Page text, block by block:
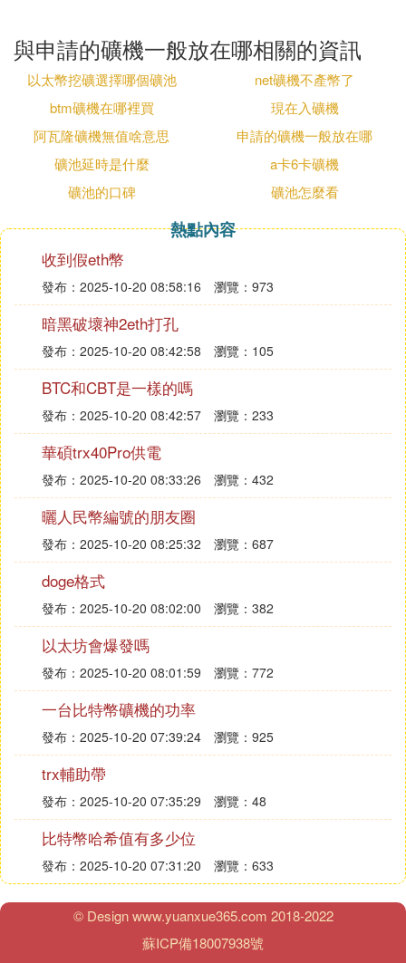
請取得采礦權的礦山企業在劃定的礦區范圍內為本企
業的生產而進行的勘查除外。國家保護探礦權和采礦
權不受侵犯，保障礦區和勘查作業區的生產秩序、工
作秩序不受影響和破壞。
從事礦產資源勘查和開採的，必須符合規定的資質條
得在下列地區開采礦產資源:
（一）港口、機場、國防工程設施圈定地區以內；
（二）重要工業區、大型水利工程設施、城鎮市政工
程設施附近一定距離以內；
（三）鐵路、重要公路兩側一定距離以內；
（四）重要河流、堤壩兩側一定距離以內；
（五）國家劃定的自然保護區、重要風景區，國家重
點保護的不能移動的歷史文物和名勝古跡所在地；
（六）國家規定不得開采礦產資源的其他地區。
③ 門羅幣最佳配置
門羅幣最佳配置GPU，FIL礦機採用的是自己研發的
GPU，並且申請了專利。主板，FIL礦機採用的是定
製專用存儲挖礦主板；帶寬，IPFS礦機選擇的是千、
萬兆帶寬接入的礦場。
傳輸速度與伺服器需要不斷電運行，網速的快慢以及
穩定性會影響數據的傳輸速度，而且伺服器需要24小
時進行工作，如果在家裡挖礦的話，遇到突發停電的
話，伺服器的所有數據都全部丟失，造成的後果可能
就是抵押的代幣被系統給沒收。託管在專業機房的
話，機房是採用的不間斷供電系統，這也就不存在斷
電的問題了。
24小時有人值班。如果託管礦機出現伺服器遭受攻擊
數據丟失以及系統崩潰等問題，機房裡面將有專業的
工程師進行處理，放在家裡面的話一旦數據丟失與系
伺服器保證網路連接。伺服器要保證來自全球訪問者
的訪問速度，如果伺服器能及時響應，這必須是要一
與申請的礦機一般放在哪相關的資訊
以太幣挖礦選擇哪個礦池
net礦機不產幣了
btm礦機在哪裡買
現在入礦機
阿瓦隆礦機無值啥意思
申請的礦機一般放在哪
礦池延時是什麼
a卡6卡礦機
礦池的口碑
礦池怎麼看
熱點內容
收到假eth幣
發布：2025-10-20 08:58:16 瀏覽：973
暗黑破壞神2eth打孔
發布：2025-10-20 08:42:58 瀏覽：105
BTC和CBT是一樣的嗎
發布：2025-10-20 08:42:57 瀏覽：233
華碩trx40Pro供電
發布：2025-10-20 08:33:26 瀏覽：432
曬人民幣編號的朋友圈
發布：2025-10-20 08:25:32 瀏覽：687
doge格式
發布：2025-10-20 08:02:00 瀏覽：382
以太坊會爆發嗎
發布：2025-10-20 08:01:59 瀏覽：772
一台比特幣礦機的功率
發布：2025-10-20 07:39:24 瀏覽：925
trx輔助帶
發布：2025-10-20 07:35:29 瀏覽：48
比特幣哈希值有多少位
發布：2025-10-20 07:31:20 瀏覽：633
© Design www.yuanxue365.com 2018-2022
蘇ICP備18007938號